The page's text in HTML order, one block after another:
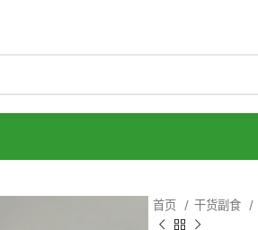
首页 干货副食